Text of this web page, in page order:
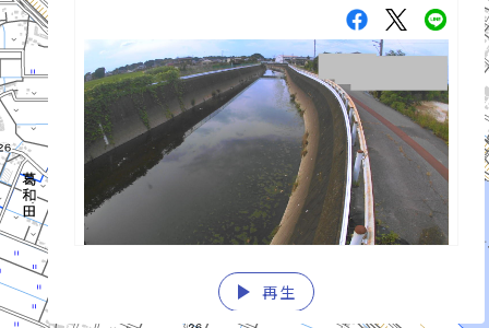
play_arrow 再生